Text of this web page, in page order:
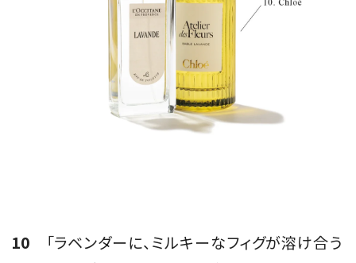
10 「ラベンダーに、ミルキーなフィグが溶け合う